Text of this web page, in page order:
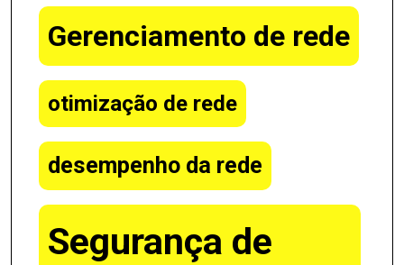
Gerenciamento de rede
otimização de rede
desempenho da rede
Segurança de